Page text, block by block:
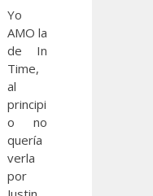
Yo
AMO la
de In
Time,
al
principi
o no
quería
verla
por